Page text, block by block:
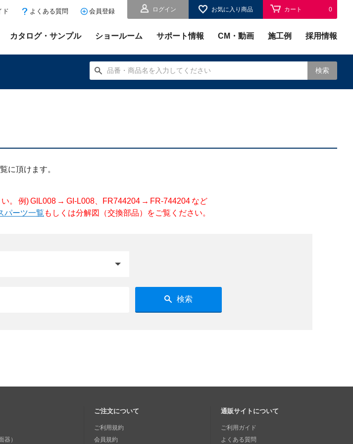
ログイン お気に入り商品 カート 0
ド よくある質問 会員登録
カタログ・サンプル ショールーム サポート情報 CM・動画 施工例 採用情報
検索
に頂けます。
。 例) GIL008 → GI-L008、FR744204 → FR-744204 など
パーツ一覧 もしくは分解図（交換部品）をご覧ください。
検索
器）
ご注文について
ご利用規約
会員規約
通販サイトについて
ご利用ガイド
よくある質問